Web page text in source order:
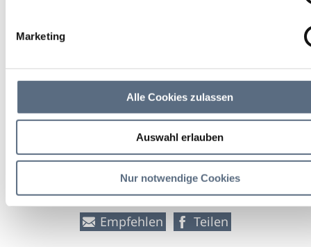
Marketing
Alle Cookies zulassen
Auswahl erlauben
Nur notwendige Cookies
Innenhof des Maierhofs (vor
6,00 €
Eintritt
weitere Veranstaltungsinfos
Empfehlen Teilen